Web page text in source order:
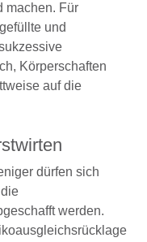
machen. Für
und
Körperschaften
auf die
dürfen sich
werden.